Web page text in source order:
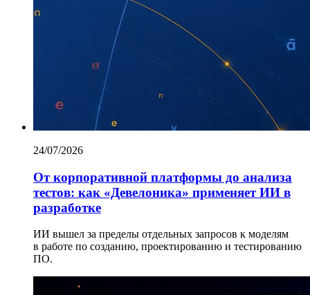
24/07/2026
От корпоративной платформы до анализа
тестов: как «Девелоника» применяет ИИ в
разработке
ИИ вышел за пределы отдельных запросов к моделям
в работе по созданию, проектированию и тестированию
ПО.